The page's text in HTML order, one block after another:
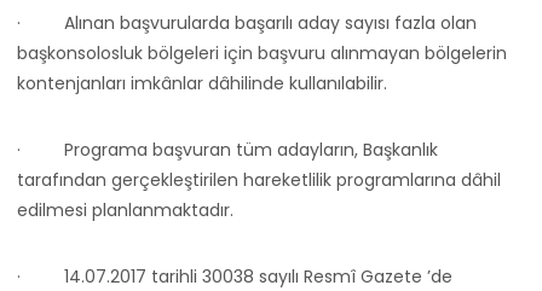
· Alınan başvurularda başarılı aday sayısı fazla olan
başkonsolosluk bölgeleri için başvuru alınmayan bölgelerin
kontenjanları imkânlar dâhilinde kullanılabilir.
· Programa başvuran tüm adayların, Başkanlık
tarafından gerçekleştirilen hareketlilik programlarına dâhil
edilmesi planlanmaktadır.
· 14.07.2017 tarihli 30038 sayılı Resmî Gazete ’de